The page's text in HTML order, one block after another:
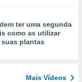
ter uma segunda
como as utilizar
plantas
Mais Vídeos